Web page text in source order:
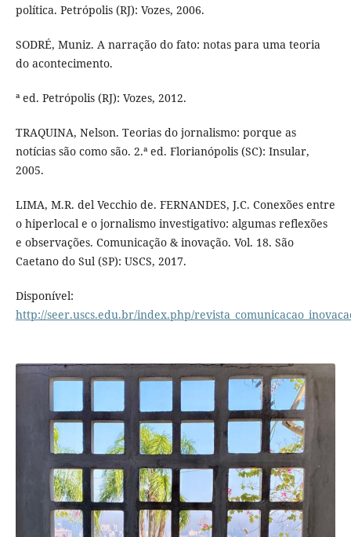
política. Petrópolis (RJ): Vozes, 2006.
SODRÉ, Muniz. A narração do fato: notas para uma teoria
do acontecimento.
ª ed. Petrópolis (RJ): Vozes, 2012.
TRAQUINA, Nelson. Teorias do jornalismo: porque as
notícias são como são. 2.ª ed. Florianópolis (SC): Insular,
2005.
LIMA, M.R. del Vecchio de. FERNANDES, J.C. Conexões entre
o hiperlocal e o jornalismo investigativo: algumas reflexões
e observações. Comunicação & inovação. Vol. 18. São
Caetano do Sul (SP): USCS, 2017.
Disponível:
http://seer.uscs.edu.br/index.php/